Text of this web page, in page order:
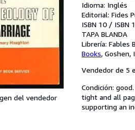
del vendedor
Idioma: Inglés
Editorial: Fides
ISBN 10 / ISBN
TAPA BLANDA
Librería: Fables
Books, Goshen,
Vendedor de 5
Condición:
tight and all
supporting an